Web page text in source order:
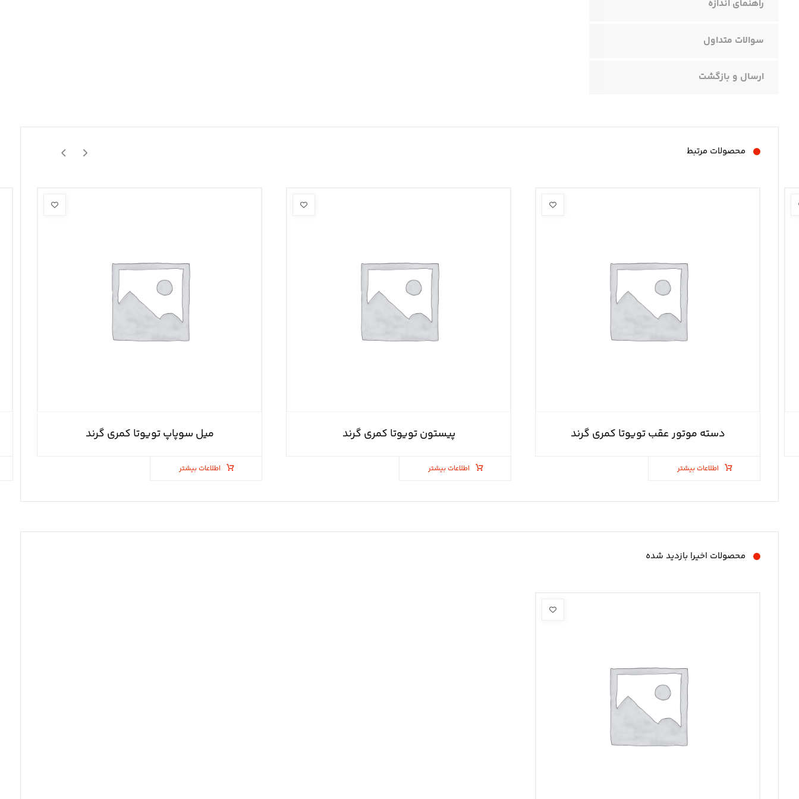
راهنمای اندازه
سوالات متداول
ارسال و بازگشت
محصولات مرتبط
دسته موتور عقب تویوتا کمری گرند
اطلاعات بیشتر
پیستون تویوتا کمری گرند
اطلاعات بیشتر
میل سوپاپ تویوتا کمری گرند
اطلاعات بیشتر
محصولات اخیرا بازدید شده